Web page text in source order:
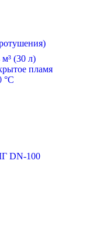
м³ (30 л)
пламя
°C
DN-100